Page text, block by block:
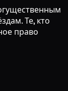
Те, кто
право